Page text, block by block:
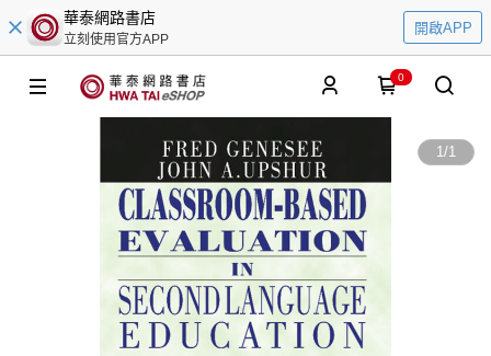
華泰網路書店
立刻使用官方APP
開啟APP
0
1/1